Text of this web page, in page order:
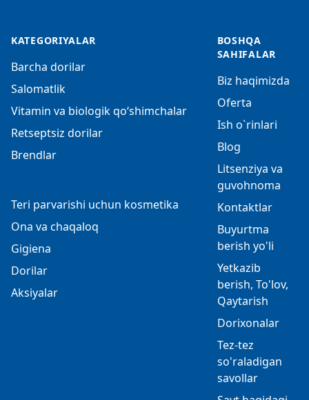
KATEGORIYALAR
Barcha dorilar
Salomatlik
Vitamin va biologik qo‘shimchalar
Retseptsiz dorilar
Brendlar
Teri parvarishi uchun kosmetika
Ona va chaqaloq
Gigiena
Dorilar
Aksiyalar
BOSHQA
SAHIFALAR
Biz haqimizda
Oferta
Ish o`rinlari
Blog
Litsenziya va
guvohnoma
Kontaktlar
Buyurtma
berish yo'li
Yetkazib
berish, To'lov,
Qaytarish
Dorixonalar
Tez-tez
so'raladigan
savollar